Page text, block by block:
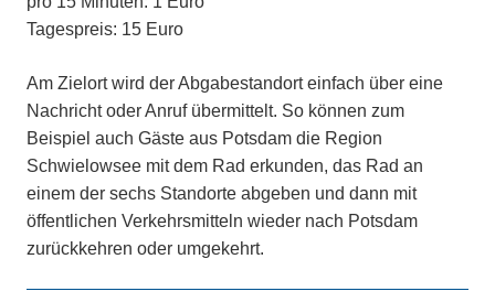
Tagespreis: 15 Euro
Am Zielort wird der Abgabestandort einfach über eine
Nachricht oder Anruf übermittelt. So können zum
Beispiel auch Gäste aus Potsdam die Region
Schwielowsee mit dem Rad erkunden, das Rad an
einem der sechs Standorte abgeben und dann mit
öffentlichen Verkehrsmitteln wieder nach Potsdam
zurückkehren oder umgekehrt.